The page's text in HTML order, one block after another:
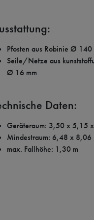
Pfosten aus Robinie Ø
Seile/Netze aus
Ø 16 mm
Daten:
Geräteraum: 3,50 x 5,15
Mindestraum: 6,48 x 8,06
max. Fallhöhe: 1,30 m